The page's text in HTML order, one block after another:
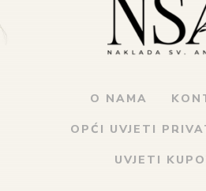
O NAMA
OPĆI UVJETI
UVJETI